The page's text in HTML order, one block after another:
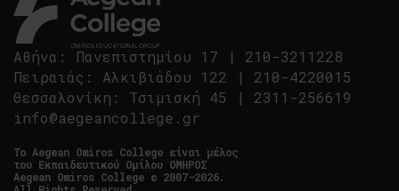
Αθήνα : Πανεπιστημίου 17 | 210-3211228
Πειραιάς : Αλκιβιάδου 122 | 210-4220015
Θεσσαλονίκη : Τσιμισκή 45 | 2311-256619
info@aegeancollege.gr
Tο Aegean Omiros College είναι μέλος
του Εκπαιδευτικού Ομίλου ΟΜΗΡΟΣ
Aegean Omiros College © 2007-2026.